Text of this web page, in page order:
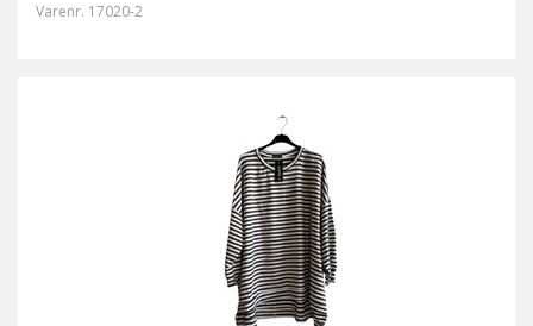
Varenr. 17020-2